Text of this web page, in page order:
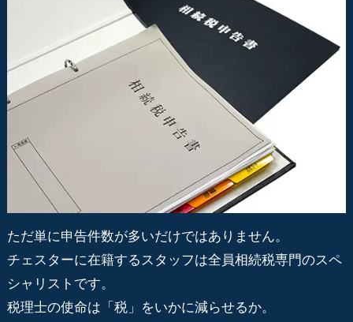
ただ単に申告件数が多いだけではありません。
チェスターに在籍するスタッフは全員相続税専門のスペ
シャリストです。
税理士の使命は「税」をいかに減らせるか。